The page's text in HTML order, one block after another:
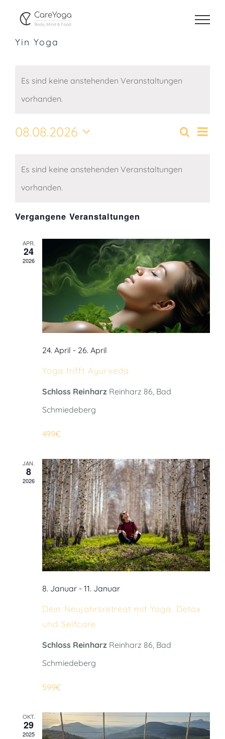
springenYin Yoga
Es sind keine anstehenden Veranstaltungen
vorhanden.
und
Suche
08.08.2026
von
Veranstaltungen
Es sind keine anstehenden Veranstaltungen
vorhanden.
Vergangene Veranstaltungen
APR.
24
2026
24. April - 26. April
Yoga trifft Ayurveda
Schloss Reinharz Reinharz 86, Bad
Schmiedeberg
499€
JAN.
8
2026
8. Januar - 11. Januar
Dein Neujahrsretreat mit Yoga, Detox
und Selfcare
Schloss Reinharz Reinharz 86, Bad
Schmiedeberg
599€
OKT.
29
2025